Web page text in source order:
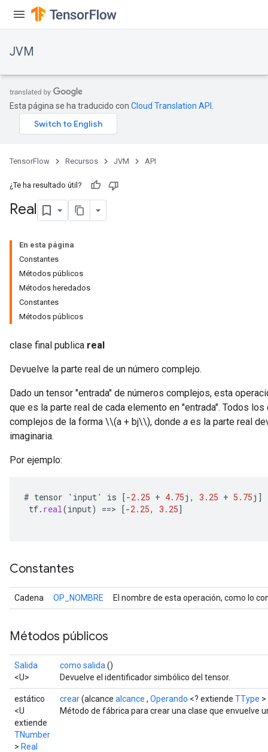
JVM
Esta página se ha traducido con Cloud Translation API
TensorFlow Recursos JVM API
¿Te ha resultado útil?
Real
En esta página
Constantes
Métodos públicos
Métodos heredados
Constantes
Métodos públicos
clase final publica real
Devuelve la parte real de un número complejo.
Dado un tensor "entrada" de números complejos, esta
que es la parte real de cada elemento en "entrada". Todos
complejos de la forma \\(a + bj\\), donde a es la parte real
imaginaria.
Por ejemplo:
# tensor ' input' is [-2.25 + 4.75j , 3.25 + 5.75j ]
tf. real(input) ==> [-2.25, 3.25]
Constantes
Cadena OP_NOMBRE El nombre de esta operación, como lo
Métodos públicos
Salida
<U>
como salida ()
Devuelve el identificador simbólico del tensor.
estático
<U
extiende
TNumber
> Real
crear(alcance alcance , Operando <? extiende TType
Método de fábrica para crear una clase que envuelve